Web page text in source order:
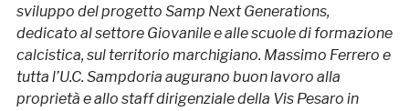
sviluppo del progetto Samp Next Generations,
dedicato al settore Giovanile e alle scuole di formazione
calcistica, sul territorio marchigiano. Massimo Ferrero e
tutta l’U.C. Sampdoria augurano buon lavoro alla
proprietà e allo staff dirigenziale della Vis Pesaro in